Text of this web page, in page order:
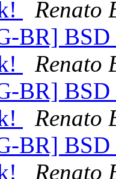
Renato
BR] BSD
Renato
BR] BSD
Renato
BR] BSD
Renato